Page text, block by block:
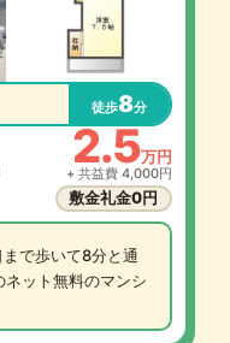
徒歩8分
2.5万円
+ 共益費 4,000円
敷金礼金0円
で歩いて8分と通
ット無料のマンシ